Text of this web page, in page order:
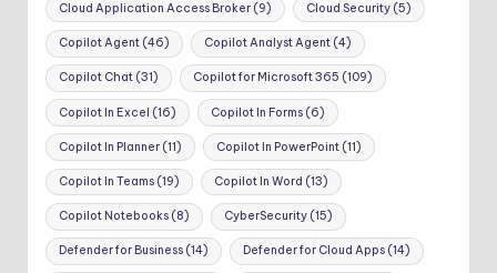
Cloud Application Access Broker (9) Cloud Security(5)
Copilot Agent (46) Copilot Analyst Agent(4)
Copilot Chat (31) Copilot for Microsoft 365 (109)
Copilot In Excel (16) Copilot In Forms(6)
Copilot In Planner (11) Copilot In PowerPoint(11)
Copilot In Teams (19) Copilot In Word (13)
Copilot Notebooks (8) CyberSecurity(15)
Defender for Business (14) Defender for Cloud Apps(14)